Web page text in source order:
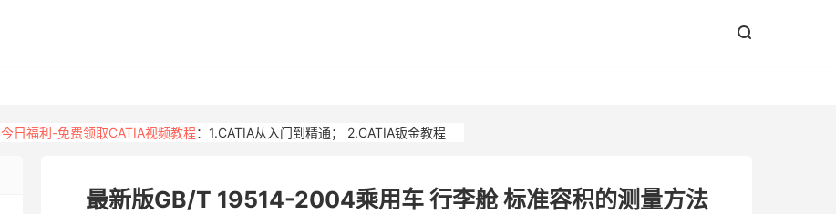

今日福利-免费领取CATIA视频教程： 1.CATIA从入门到精通； 2.CATIA钣金教程
最新版GB/T 19514-2004乘用车 行李舱 标准容积的测量方法